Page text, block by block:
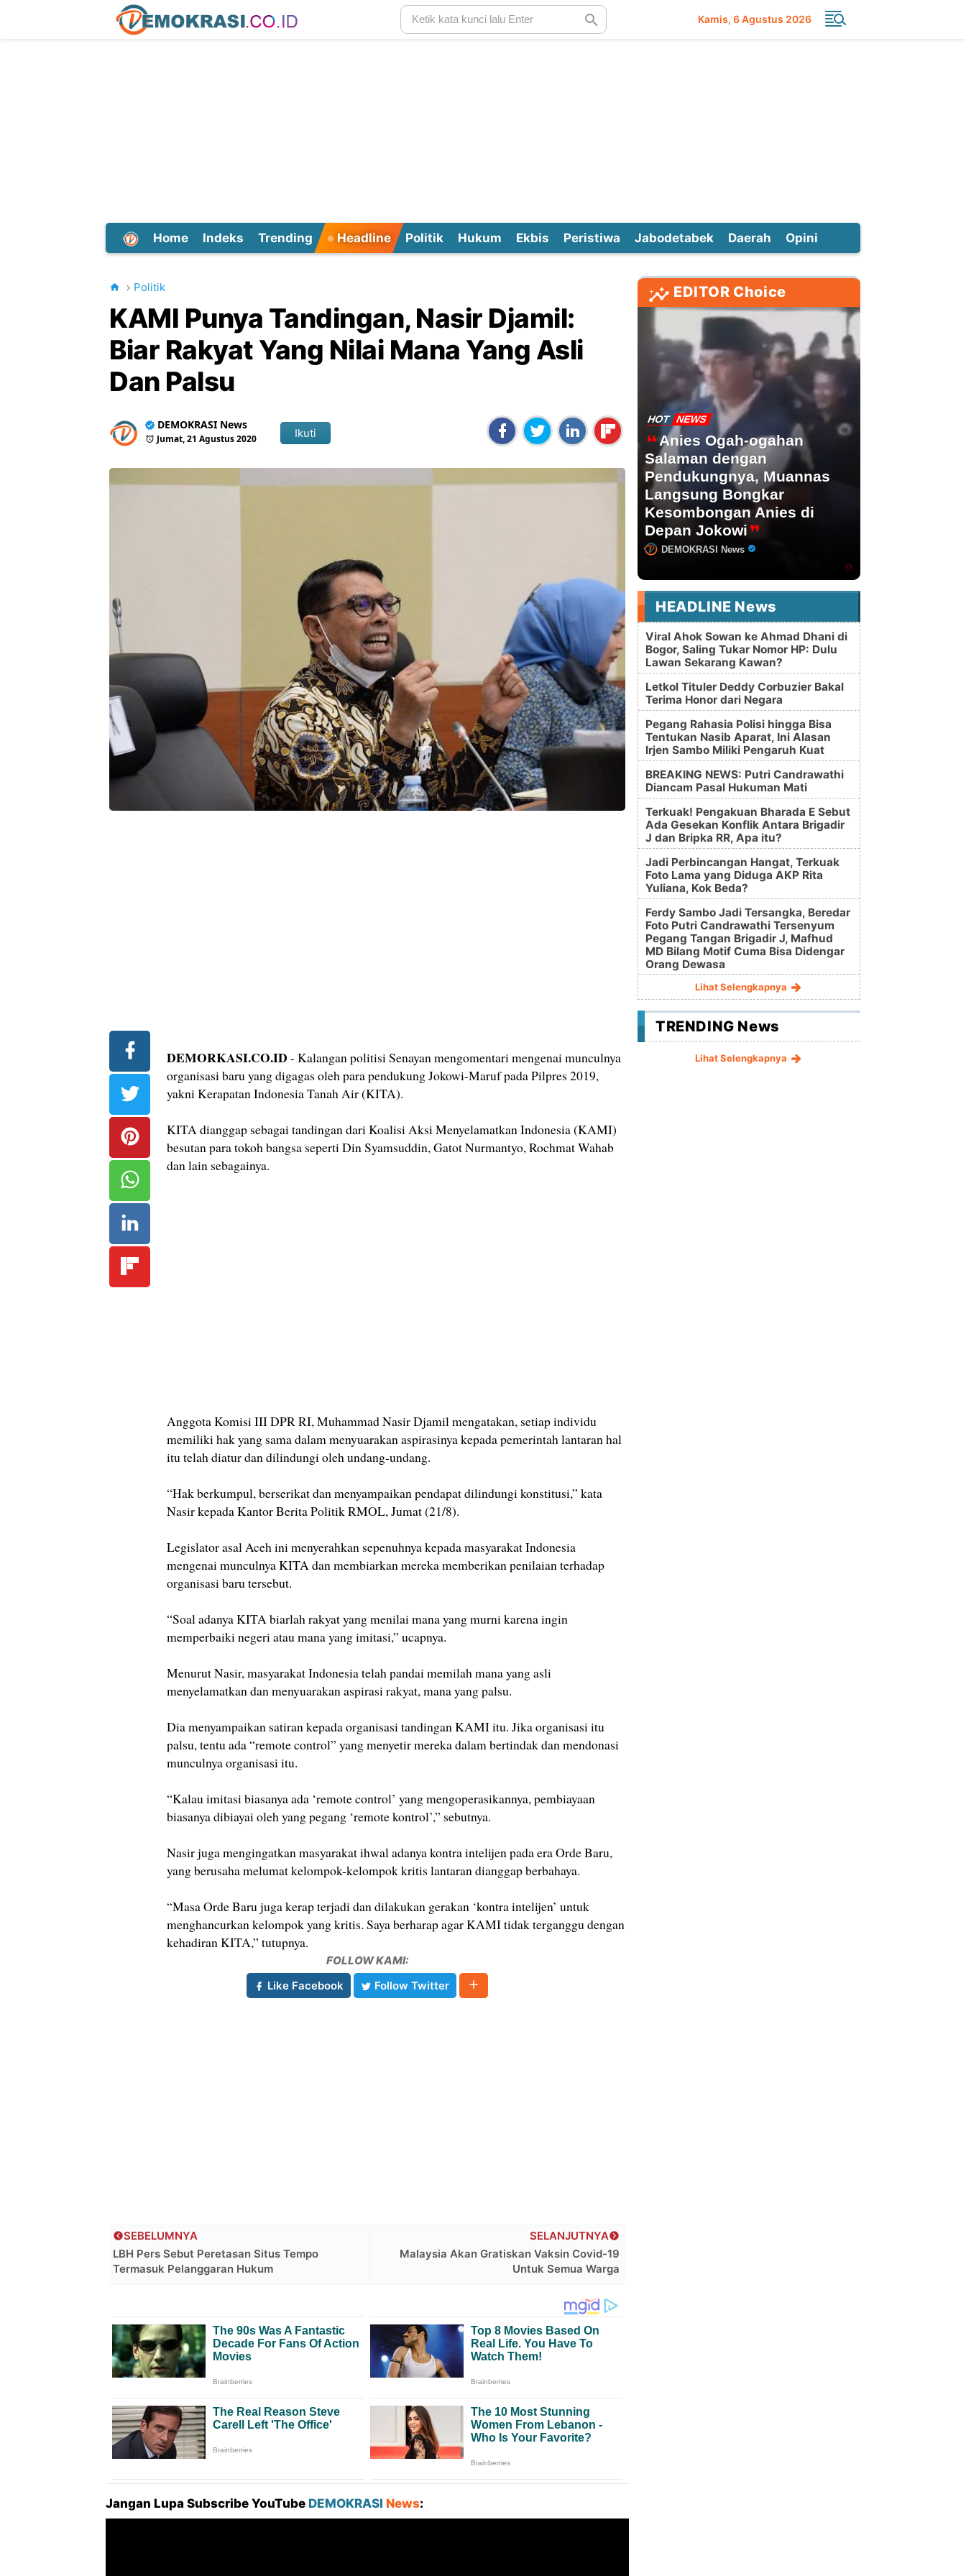
Kamis 6 Agustus 2026
Home Indeks Trending Headline Politik Hukum Ekbis Peristiwa Jabodetabek Daerah Opini
Politik
KAMI Punya Tandingan, Nasir Djamil:
Biar Rakyat Yang Nilai Mana Yang Asli
Dan Palsu
DEMOKRASI News
Jumat, 21 Agustus 2020 Ikuti
DEMORKASI.CO.ID - Kalangan politisi Senayan mengomentari mengenai munculnya
organisasi baru yang digagas oleh para pendukung Jokowi-Maruf pada Pilpres 2019,
yakni Kerapatan Indonesia Tanah Air (KITA).
KITA dianggap sebagai tandingan dari Koalisi Aksi Menyelamatkan Indonesia (KAMI)
besutan para tokoh bangsa seperti Din Syamsuddin, Gatot Nurmantyo, Rochmat Wahab
dan lain sebagainya.
Anggota Komisi III DPR RI, Muhammad Nasir Djamil mengatakan, setiap individu
memiliki hak yang sama dalam menyuarakan aspirasinya kepada pemerintah lantaran hal
itu telah diatur dan dilindungi oleh undang-undang.
“Hak berkumpul, berserikat dan menyampaikan pendapat dilindungi konstitusi,” kata
Nasir kepada Kantor Berita Politik RMOL, Jumat (21/8).
Legislator asal Aceh ini menyerahkan sepenuhnya kepada masyarakat Indonesia
mengenai munculnya KITA dan membiarkan mereka memberikan penilaian terhadap
organisasi baru tersebut.
“Soal adanya KITA biarlah rakyat yang menilai mana yang murni karena ingin
memperbaiki negeri atau mana yang imitasi,” ucapnya.
Menurut Nasir, masyarakat Indonesia telah pandai memilah mana yang asli
menyelamatkan dan menyuarakan aspirasi rakyat, mana yang palsu.
Dia menyampaikan satiran kepada organisasi tandingan KAMI itu. Jika organisasi itu
palsu, tentu ada “remote control” yang menyetir mereka dalam bertindak dan mendonasi
munculnya organisasi itu.
“Kalau imitasi biasanya ada ‘remote control’ yang mengoperasikannya, pembiayaan
biasanya dibiayai oleh yang pegang ‘remote kontrol’,” sebutnya.
Nasir juga mengingatkan masyarakat ihwal adanya kontra intelijen pada era Orde Baru,
yang berusaha melumat kelompok-kelompok kritis lantaran dianggap berbahaya.
“Masa Orde Baru juga kerap terjadi dan dilakukan gerakan ‘kontra intelijen’ untuk
menghancurkan kelompok yang kritis. Saya berharap agar KAMI tidak terganggu dengan
kehadiran KITA,” tutupnya.
FOLLOW KAMI:
Like Facebook
Follow Twitter
SELANJUTNYA
Malaysia Akan Gratiskan Vaksin Covid-19
Untuk Semua Warga
SEBELUMNYA
LBH Pers Sebut Peretasan Situs Tempo
Termasuk Pelanggaran Hukum
Jangan Lupa Subscribe YouTube DEMOKRASI News:
EDITOR Choice
HOT NEWS
Anies Ogah-ogahan
Salaman dengan
Pendukungnya, Muannas
Langsung Bongkar
Kesombongan Anies di
Depan Jokowi
DEMOKRASI News
HEADLINE News
Viral Ahok Sowan ke Ahmad Dhani di
Bogor, Saling Tukar Nomor HP: Dulu
Lawan Sekarang Kawan?
Letkol Tituler Deddy Corbuzier Bakal
Terima Honor dari Negara
Pegang Rahasia Polisi hingga Bisa
Tentukan Nasib Aparat, Ini Alasan
Irjen Sambo Miliki Pengaruh Kuat
BREAKING NEWS: Putri Candrawathi
Diancam Pasal Hukuman Mati
Terkuak! Pengakuan Bharada E Sebut
Ada Gesekan Konflik Antara Brigadir
J dan Bripka RR, Apa itu?
Jadi Perbincangan Hangat, Terkuak
Foto Lama yang Diduga AKP Rita
Yuliana, Kok Beda?
Ferdy Sambo Jadi Tersangka, Beredar
Foto Putri Candrawathi Tersenyum
Pegang Tangan Brigadir J, Mafhud
MD Bilang Motif Cuma Bisa Didengar
Orang Dewasa
Lihat Selengkapnya
TRENDING News
Lihat Selengkapnya